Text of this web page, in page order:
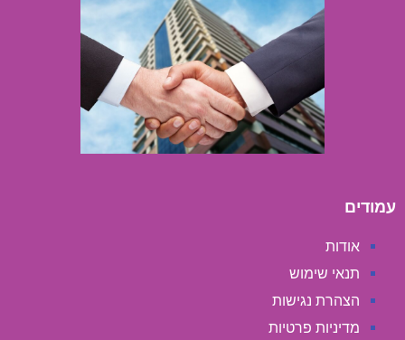
עמודים
אודות
תנאי שימוש
הצהרת נגישות
מדיניות פרטיות